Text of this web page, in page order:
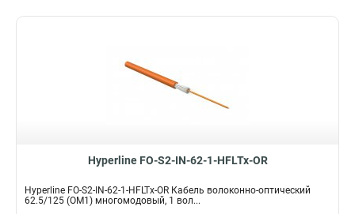
Hyperline FO-S2-IN-62-1-HFLTx-OR
Hyperline FO-S2-IN-62-1-HFLTx-OR Кабель волоконно-оптический
62.5/125 (OM1) многомодовый, 1 вол...